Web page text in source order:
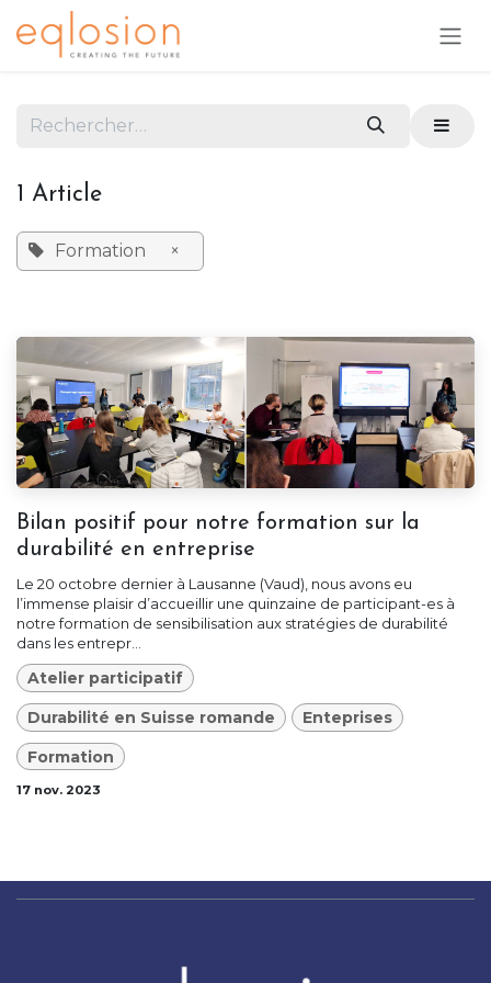
Se rendre au contenu
1 Article
Formation ×
Bilan positif pour notre formation sur la
durabilité en entreprise
Le 20 octobre dernier à Lausanne (Vaud), nous avons eu
l’immense plaisir d’accueillir une quinzaine de participant-es à
notre formation de sensibilisation aux stratégies de durabilité
dans les entrepr...
Atelier participatif
Durabilité en Suisse romande
Enteprises
Formation
17 nov. 2023